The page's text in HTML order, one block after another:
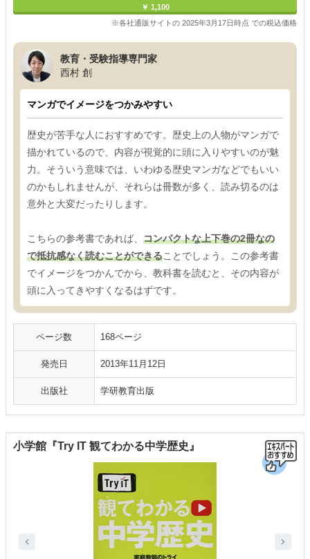
￥ 1,100
※各社通販サイトの 2025年3月17日時点 での税込価格
教育・受験指導専門家
西村 創
マンガでイメージをつかみやすい
歴史が苦手な人におすすめです。歴史上の人物がマンガで
描かれているので、内容が視覚的に頭に入りやすいのが魅
力。そういう意味では、いわゆる歴史マンガなどでもいい
のかもしれませんが、それらは冊数が多く、読み切るのは
意外と大変だったりします。
こちらの参考書であれば、 コンパクトな上下巻の2冊なの
で抵抗感なく読むことができることでしょう。この参考書
でイメージをつかんでから、教科書を読むと、その内容が
頭に入ってきやすくなるはずです。
ページ数 168ページ
発売日 2013年11月12日
出版社 学研教育出版
小学館『Try IT 観てわかる中学歴史』